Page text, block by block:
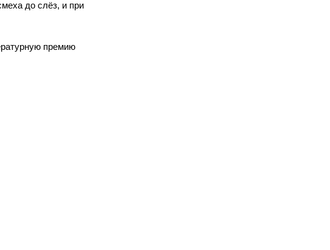
до слёз, и при
премию